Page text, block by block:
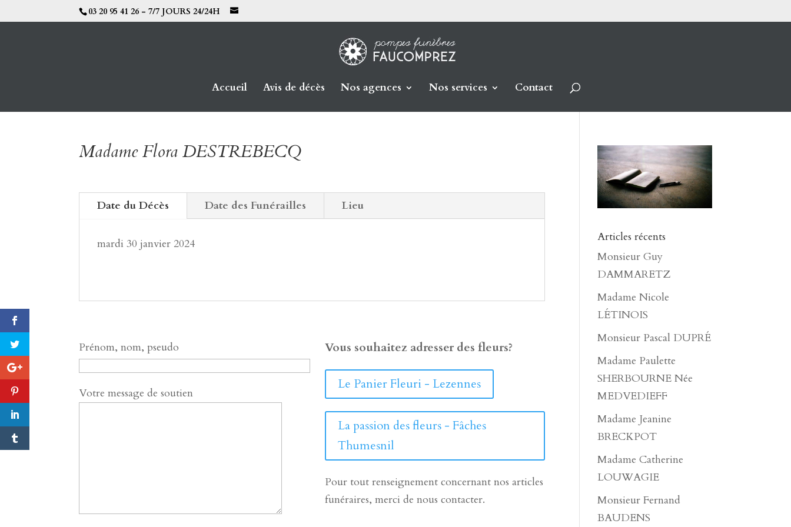
03 20 95 41 26 - 7/7 JOURS 24/24H
Accueil Avis de décès Nos agences Nos services Contact
Madame Flora DESTREBECQ
Date du Décès Date des Funérailles Lieu
mardi 30 janvier 2024
Prénom, nom, pseudo
Votre message de soutien
Vous souhaitez adresser des fleurs?
Le Panier Fleuri - Lezennes
La passion des fleurs - Fâches
Thumesnil
Pour tout renseignement concernant nos articles
funéraires, merci de nous contacter.
Articles récents
Monsieur Guy
DAMMARETZ
Madame Nicole
LÉTINOIS
Monsieur Pascal DUPRÉ
Madame Paulette
SHERBOURNE Née
MEDVEDIEFF
Madame Jeanine
BRECKPOT
Madame Catherine
LOUWAGIE
Monsieur Fernand
BAUDENS